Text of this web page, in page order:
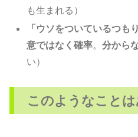
も生まれる）
「ウソをついているつも
意ではなく確率。分から
い）
このようなこと